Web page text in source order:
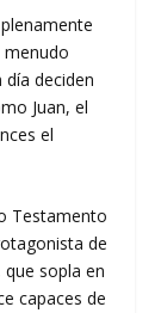
menudo
deciden
Juan, el
el
Testamento
de
sopla en
capaces de